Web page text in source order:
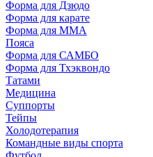
Форма для Дзюдо
Форма для карате
Форма для MMA
Пояса
Форма для САМБО
Форма для Тхэквондо
Татами
Медицина
Суппорты
Тейпы
Холодотерапия
Командные виды спорта